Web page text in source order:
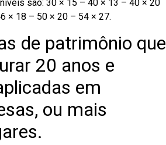
são: 30 × 15 – 40 × 13 – 40 × 20
× 18 – 50 × 20 – 54 × 27.
de patrimônio que
20 anos e
em
ou mais